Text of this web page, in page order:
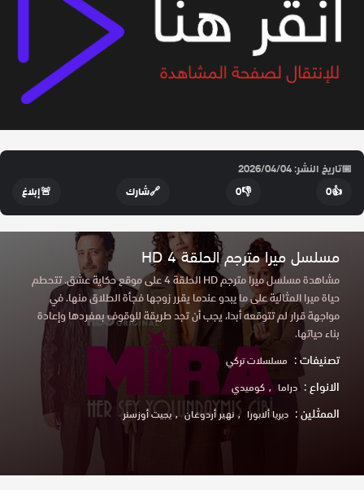
📅تاريخ النشر: 2026/04/04
👍
0
👎
0
🔗شارك 🚨إبلاغ
مسلسل ميرا مترجم الحلقة 4 HD
مشاهدة مسلسل ميرا مترجم HD الحلقة 4 على موقع حكاية عشق. تتحطم
حياة ميرا المثالية على ما يبدو عندما يقرر زوجها فجأة الطلاق منها. في
مواجهة قرار لم تتوقعه أبدا، يجب أن تجد طريقة للوقوف بمفردها وإعادة
بناء حياتها.
تصنيفات : مسلسلات تركي
الانواع : دراما كوميدي
الممثلين : ديريا ألابورا نهير أردوغان يجيت أوزسنر